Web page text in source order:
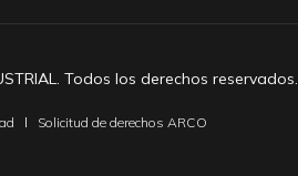
Todos los derechos reservados.
Solicitud de derechos ARCO